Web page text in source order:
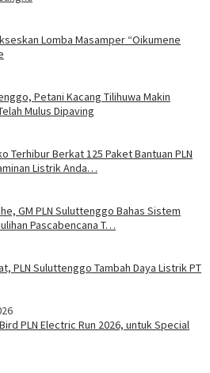
Lomba Masamper “Oikumene
Petani Kacang Tilihuwa Makin
Mulus Dipaving
Terhibur Berkat 125 Paket Bantuan PLN
Listrik Anda…
GM PLN Suluttenggo Bahas Sistem
Pascabencana T…
PLN Suluttenggo Tambah Daya Listrik PT
PLN Electric Run 2026, untuk Special